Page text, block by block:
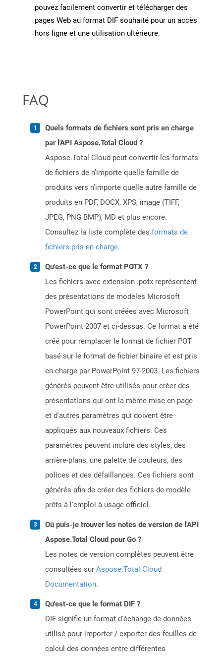
pouvez facilement convertir et télécharger des
pages Web au format DIF souhaité pour un accès
hors ligne et une utilisation ultérieure.
FAQ
Quels formats de fichiers sont pris en charge
par l'API Aspose.Total Cloud ?
Aspose.Total Cloud peut convertir les formats
de fichiers de n’importe quelle famille de
produits vers n’importe quelle autre famille de
produits en PDF, DOCX, XPS, image (TIFF,
JPEG, PNG BMP), MD et plus encore.
Consultez la liste complète des formats de
fichiers pris en charge.
Qu'est-ce que le format POTX ?
Les fichiers avec extension .potx représentent
des présentations de modèles Microsoft
PowerPoint qui sont créées avec Microsoft
PowerPoint 2007 et ci-dessus. Ce format a été
créé pour remplacer le format de fichier POT
basé sur le format de fichier binaire et est pris
en charge par PowerPoint 97-2003. Les fichiers
générés peuvent être utilisés pour créer des
présentations qui ont la même mise en page
et d'autres paramètres qui doivent être
appliqués aux nouveaux fichiers. Ces
paramètres peuvent inclure des styles, des
arrière-plans, une palette de couleurs, des
polices et des défaillances. Ces fichiers sont
générés afin de créer des fichiers de modèle
prêts à l'emploi à usage officiel.
Où puis-je trouver les notes de version de l'API
Aspose.Total Cloud pour Go ?
Les notes de version complètes peuvent être
consultées sur Aspose.Total Cloud
Documentation.
Qu'est-ce que le format DIF ?
DIF signifie un format d'échange de données
utilisé pour importer / exporter des feuilles de
calcul des données entre différentes